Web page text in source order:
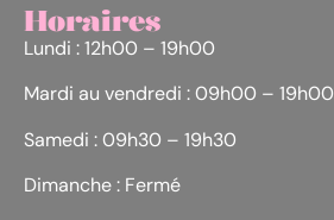
Horaires
Lundi : 12h00 – 19h00
Mardi au vendredi : 09h00 – 19h00
Samedi : 09h30 – 19h30
Dimanche : Fermé